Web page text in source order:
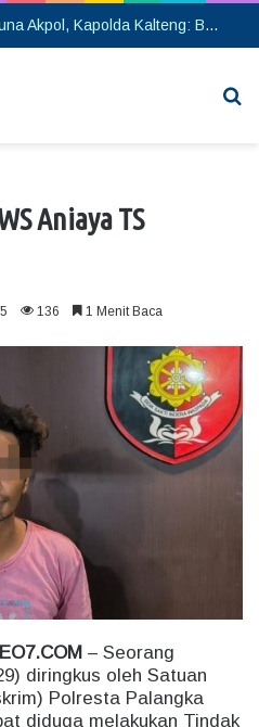
Silaturahmi Bersama Taruna Akpol, Kapolda Kalteng: Beri Manfaat Nyata dan Inspiratif Bagi Siswa di Sekolah Rakyat
Aniaya TS
136 1 Menit Baca
– Seorang
diringkus oleh Satuan
Polresta Palangka
diduga melakukan Tindak